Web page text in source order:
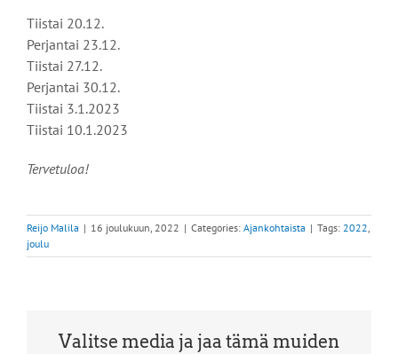
Tiistai 20.12.
Perjantai 23.12.
Tiistai 27.12.
Perjantai 30.12.
Tiistai 3.1.2023
Tiistai 10.1.2023
Tervetuloa!
Reijo Malila | 16 joulukuun, 2022 | Categories: Ajankohtaista | Tags: 2022,
joulu
Valitse media ja jaa tämä muiden